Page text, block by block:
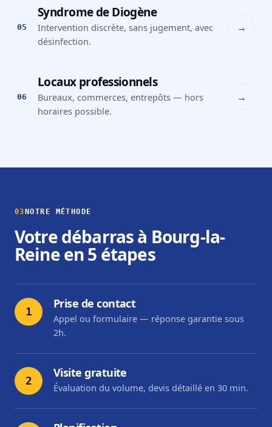
05
Syndrome de Diogène
Intervention discrète, sans jugement, avec
désinfection.
→
06
Locaux professionnels
Bureaux, commerces, entrepôts — hors
horaires possible.
→
03 NOTRE MÉTHODE
Votre débarras à Bourg-la-
Reine en 5 étapes
1
Prise de contact
Appel ou formulaire — réponse garantie sous
2h.
2
Visite gratuite
Évaluation du volume, devis détaillé en 30 min.